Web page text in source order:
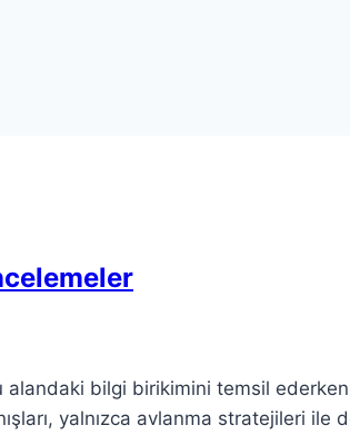
alandaki bilgi birikimini temsil
yalnızca avlanma stratejileri ile